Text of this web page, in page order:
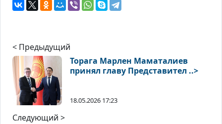
< Предыдущий
Торага Марлен Маматалиев
принял главу Представител ..>
18.05.2026 17:23
Следующий >